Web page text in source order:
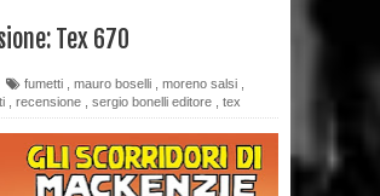
gatti di Ulthar e altri racconti
Recensione: Il Segreto di
Leonardo da Paperdinci
Recensione: Topolino 3405
Tex 670
fumetti , mauro boselli , moreno salsi ,
, recensione , sergio bonelli editore , tex